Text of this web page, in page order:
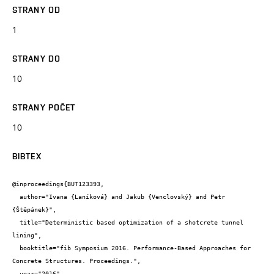
STRANY OD
1
STRANY DO
10
STRANY POČET
10
BIBTEX
@inproceedings{BUT123393,
{Štěpánek}",
lining",
Concrete Structures. Proceedings.",